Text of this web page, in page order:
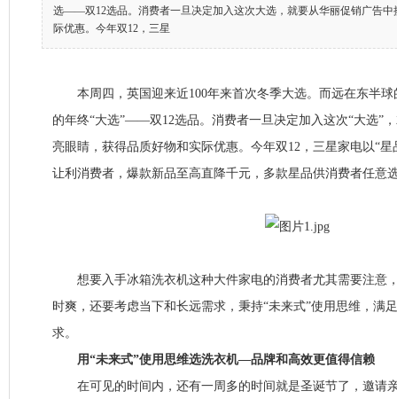
选——双12选品。消费者一旦决定加入这次大选，就要从华丽促销广告中
际优惠。今年双12，三星
本周四，英国迎来近100年来首次冬季大选。而远在东半球
的年终“大选”——双12选品。消费者一旦决定加入这次“大选”
亮眼睛，获得品质好物和实际优惠。今年双12，三星家电以“
让利消费者，爆款新品至高直降千元，多款星品供消费者任意
想要入手冰箱洗衣机这种大件家电的消费者尤其需要注意
时爽，还要考虑当下和长远需求，秉持“未来式”使用思维，满
求。
用“未来式”使用思维选洗衣机—品牌和高效更值得信赖
在可见的时间内，还有一周多的时间就是圣诞节了，邀请